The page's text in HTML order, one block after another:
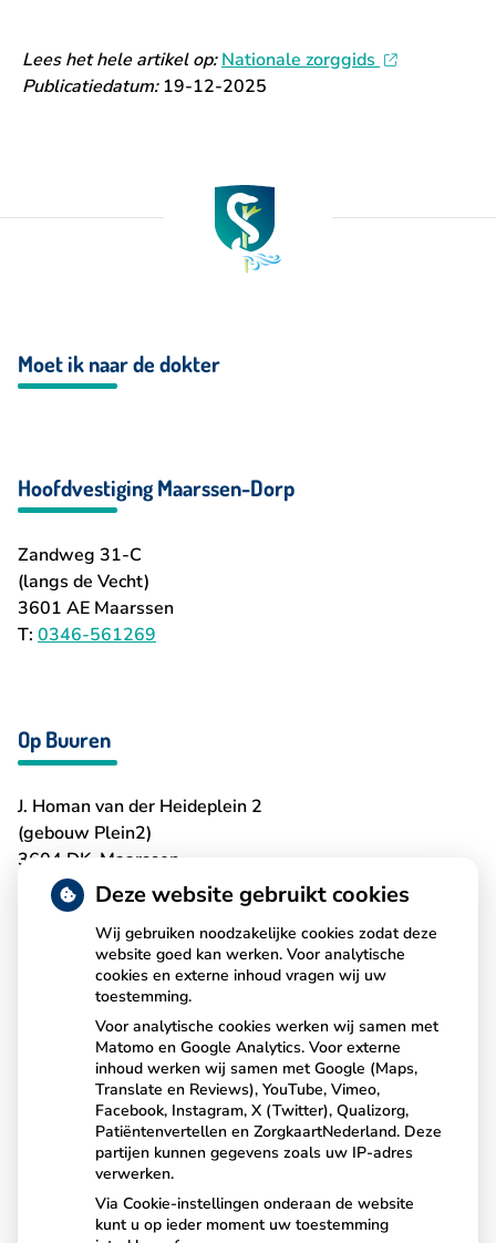
Lees het hele artikel op: Nationale zorggids
Publicatiedatum:19-12-2025
Moet ik naar de dokter
Hoofdvestiging Maarssen-Dorp
Zandweg 31-C
(langs de Vecht)
3601 AE Maarssen
T: 0346-561269
Op Buuren
J. Homan van der Heideplein 2
(gebouw Plein2)
3604 DK Maarssen
0346-561269
Uw toestemming EPD
Online toestemming voor gebruik Elektronisch Patiënten
Dossier (EPD)? ... Dat kan, u kunt het regelen via de
Het formulier mag u ook bij ons inleveren.
Deze website gebruikt cookies
Wij gebruiken noodzakelijke cookies zodat deze
website goed kan werken. Voor analytische
cookies en externe inhoud vragen wij uw
toestemming.
Voor analytische cookies werken wij samen met
Matomo en Google Analytics. Voor externe
inhoud werken wij samen met Google (Maps,
Translate en Reviews), YouTube, Vimeo,
Facebook, Instagram, X (Twitter), Qualizorg,
Patiëntenvertellen en ZorgkaartNederland. Deze
partijen kunnen gegevens zoals uw IP-adres
verwerken.
Via Cookie-instellingen onderaan de website
kunt u op ieder moment uw toestemming